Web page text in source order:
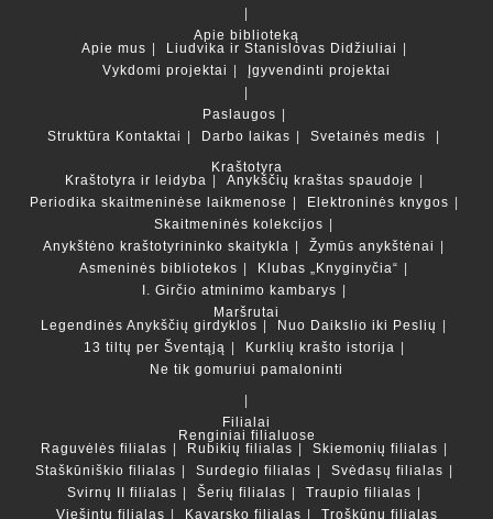
Apie biblioteką
Apie mus
Liudvika ir Stanislovas Didžiuliai
Vykdomi projektai
Įgyvendinti projektai
Paslaugos
Struktūra Kontaktai Darbo laikas
Svetainės medis
Kraštotyra
Kraštotyra ir leidyba
Anykščių kraštas spaudoje
Periodika skaitmeninėse laikmenose
Elektroninės knygos
Skaitmeninės kolekcijos
Anykštėno kraštotyrininko skaitykla
Žymūs anykštėnai
Asmeninės bibliotekos
Klubas „Knyginyčia“
I. Girčio atminimo kambarys
Maršrutai
Legendinės Anykščių girdyklos
Nuo Daikslio iki Peslių
13 tiltų per Šventąją
Kurklių krašto istorija
Ne tik gomuriui pamaloninti
Filialai
Renginiai filialuose
Raguvėlės filialas
Rubikių filialas
Skiemonių filialas
Staškūniškio filialas
Surdegio filialas
Svėdasų filialas
Svirnų II filialas
Šerių filialas
Traupio filialas
Viešintų filialas
Kavarsko filialas Troškūnų filialas